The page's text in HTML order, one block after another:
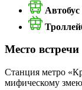
Автобус
Место встречи
Станция метро
мифическому